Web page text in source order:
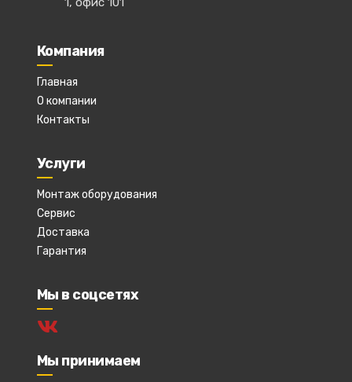
Компания
Главная
О компании
Контакты
Услуги
Монтаж оборудования
Сервис
Доставка
Гарантия
Мы в соцсетях
Мы принимаем